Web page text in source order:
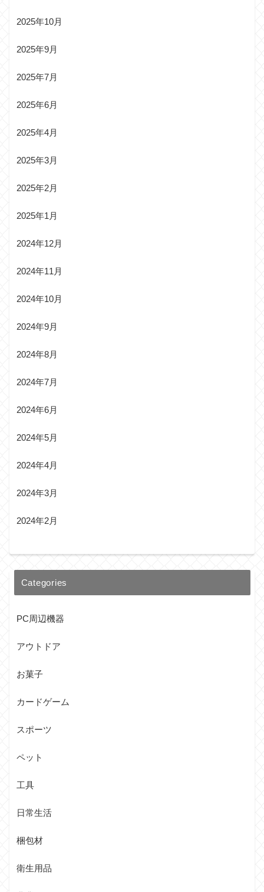
2025年10月
2025年9月
2025年7月
2025年6月
2025年4月
2025年3月
2025年2月
2025年1月
2024年12月
2024年11月
2024年10月
2024年9月
2024年8月
2024年7月
2024年6月
2024年5月
2024年4月
2024年3月
2024年2月
Categories
PC周辺機器
アウトドア
お菓子
カードゲーム
スポーツ
ペット
工具
日常生活
梱包材
衛生用品